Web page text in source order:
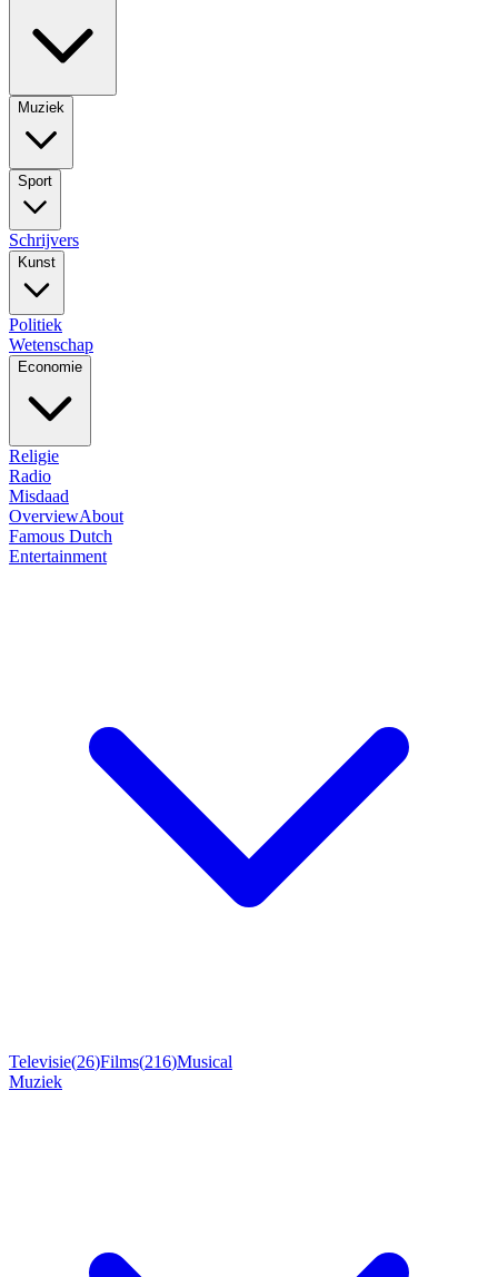
Muziek
Sport
Schrijvers
Kunst
Politiek
Wetenschap
Economie
Religie
Radio
Misdaad
OverviewAbout
Famous Dutch
Entertainment
Televisie(26)Films(216)Musical
Muziek